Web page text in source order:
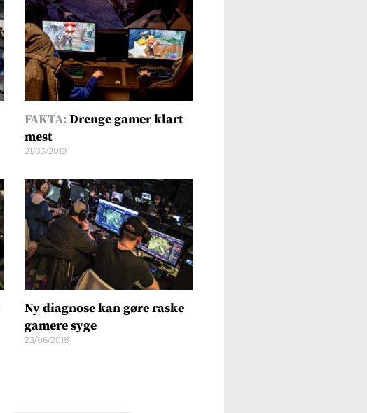
FAKTA:Drenge gamer klart
mest
21/03/2019
Ny diagnose kan gøre raske
gamere syge
23/06/2018